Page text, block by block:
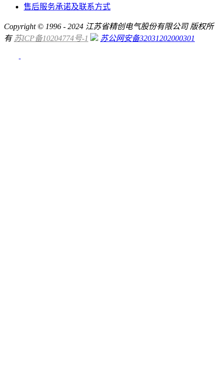
售后服务承诺及联系方式
Copyright © 1996 - 2024 江苏省精创电气股份有限公司 版权所
有 苏ICP备10204774号-1 苏公网安备32031202000301